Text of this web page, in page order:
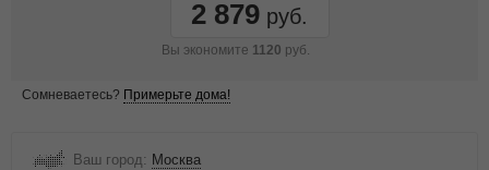
2 879
Вы экономите 1120 руб.
Сомневаетесь? Примерьте дома!
Ваш город: Москва